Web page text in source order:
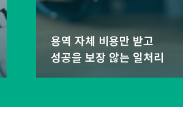
용역 자체 비용만 받고
성공을 보장 않는 일처리